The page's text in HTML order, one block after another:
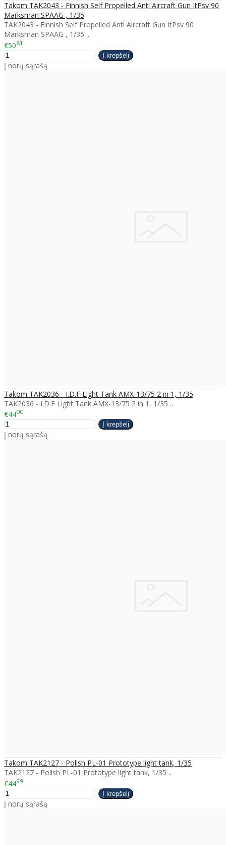
Takom TAK2043 - Finnish Self Propelled Anti Aircraft Gun ItPsv 90
Marksman SPAAG , 1/35
TAK2043 - Finnish Self Propelled Anti Aircraft Gun ItPsv 90
Marksman SPAAG , 1/35 ..
€5081
Į norų sąrašą
Takom TAK2036 - I.D.F Light Tank AMX-13/75 2 in 1, 1/35
TAK2036 - I.D.F Light Tank AMX-13/75 2 in 1, 1/35 ..
€4400
Į norų sąrašą
Takom TAK2127 - Polish PL-01 Prototype light tank, 1/35
TAK2127 - Polish PL-01 Prototype light tank, 1/35 ..
€4499
Į norų sąrašą